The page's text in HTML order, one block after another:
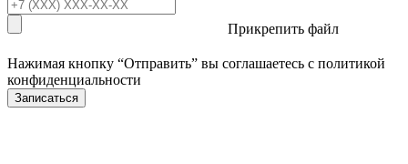
Прикрепить файл
Нажимая кнопку “Отправить” вы соглашаетесь с политикой
конфиденциальности
Записаться